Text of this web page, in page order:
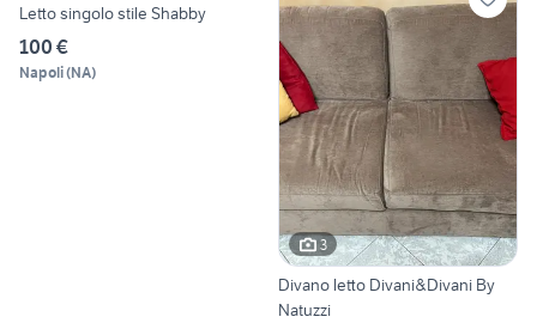
Letto singolo stile Shabby
100 €
Napoli(NA)
3
Divano letto Divani&Divani By
Natuzzi